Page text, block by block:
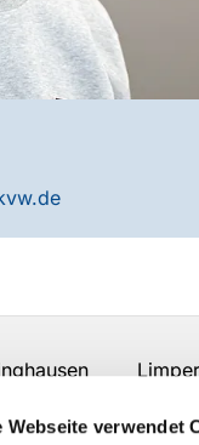
Webseite verwendet